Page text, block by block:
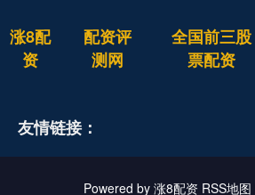
涨8配
资
配资评
测网
全国前三股
票配资
友情链接：
Powered by 涨8配资 RSS地图